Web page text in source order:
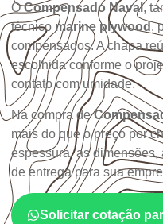
OCompensado Naval,
técnico marine plywood,
compensados. A chapa
escolhida conforme o
contato com umidade.
Na compra de
mais do que o preço por
espessura, as
de entrega para sua
Solicitar cotação